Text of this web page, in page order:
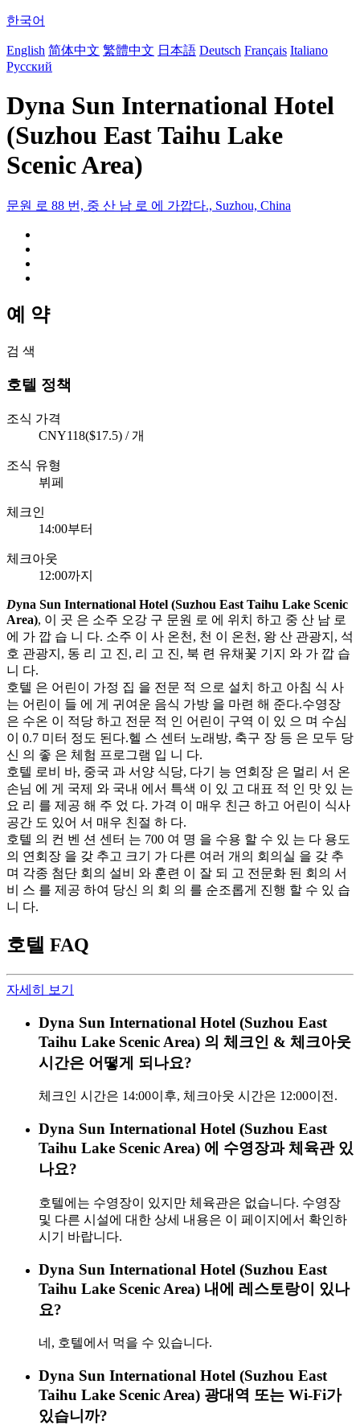
한국어
English 简体中文 繁體中文 日本語 Deutsch Français Italiano
Русский
Dyna Sun International Hotel
(Suzhou East Taihu Lake
Scenic Area)
문원 로 88 번, 중 산 남 로 에 가깝다., Suzhou, China
예 약
검 색
호텔 정책
조식 가격
CNY118($17.5) / 개
조식 유형
뷔페
체크인
14:00부터
체크아웃
12:00까지
Dyna Sun International Hotel (Suzhou East Taihu Lake Scenic
Area), 이 곳 은 소주 오강 구 문원 로 에 위치 하고 중 산 남 로
에 가 깝 습 니 다. 소주 이 사 온천, 천 이 온천, 왕 산 관광지, 석
호 관광지, 동 리 고 진, 리 고 진, 북 련 유채꽃 기지 와 가 깝 습
니 다.
호텔 은 어린이 가정 집 을 전문 적 으로 설치 하고 아침 식 사
는 어린이 들 에 게 귀여운 음식 가방 을 마련 해 준다.수영장
은 수온 이 적당 하고 전문 적 인 어린이 구역 이 있 으 며 수심
이 0.7 미터 정도 된다.헬 스 센터 노래방, 축구 장 등 은 모두 당
신 의 좋 은 체험 프로그램 입 니 다.
호텔 로비 바, 중국 과 서양 식당, 다기 능 연회장 은 멀리 서 온
손님 에 게 국제 와 국내 에서 특색 이 있 고 대표 적 인 맛 있 는
요 리 를 제공 해 주 었 다. 가격 이 매우 친근 하고 어린이 식사
공간 도 있어 서 매우 친절 하 다.
호텔 의 컨 벤 션 센터 는 700 여 명 을 수용 할 수 있 는 다 용도
의 연회장 을 갖 추고 크기 가 다른 여러 개의 회의실 을 갖 추
며 각종 첨단 회의 설비 와 훈련 이 잘 되 고 전문화 된 회의 서
비 스 를 제공 하여 당신 의 회 의 를 순조롭게 진행 할 수 있 습
니 다.
호텔 FAQ
자세히 보기
Dyna Sun International Hotel (Suzhou East
Taihu Lake Scenic Area) 의 체크인 & 체크아웃
시간은 어떻게 되나요?
체크인 시간은 14:00이후, 체크아웃 시간은 12:00이전.
Dyna Sun International Hotel (Suzhou East
Taihu Lake Scenic Area) 에 수영장과 체육관 있
나요?
호텔에는 수영장이 있지만 체육관은 없습니다. 수영장
및 다른 시설에 대한 상세 내용은 이 페이지에서 확인하
시기 바랍니다.
Dyna Sun International Hotel (Suzhou East
Taihu Lake Scenic Area) 내에 레스토랑이 있나
요?
네, 호텔에서 먹을 수 있습니다.
Dyna Sun International Hotel (Suzhou East
Taihu Lake Scenic Area) 광대역 또는 Wi-Fi가
있습니까?